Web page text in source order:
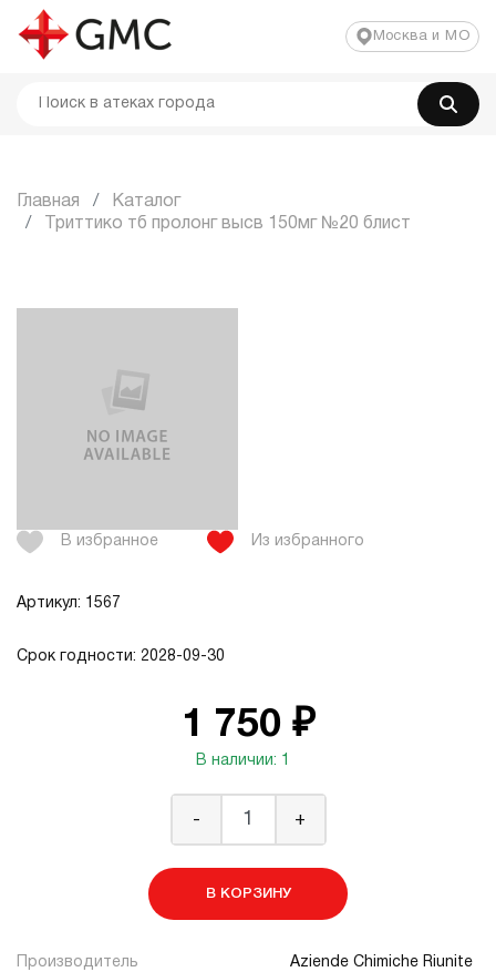
Москва и МО
Главная
Каталог
Триттико тб пролонг высв 150мг №20 блист
В избранное Из избранного
Артикул: 1567
Срок годности: 2028-09-30
1 750 ₽
В наличии: 1
- +
В КОРЗИНУ
Производитель
Aziende Chimiche Riunite